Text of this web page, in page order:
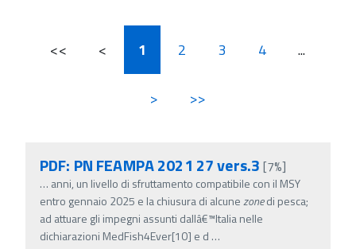
<< < 1 2 3 4 ...
> >>
PDF: PN FEAMPA 2021 27 vers.3 [7%]
… anni, un livello di sfruttamento compatibile con il MSY
entro gennaio 2025 e la chiusura di alcunezonedi pesca;
ad attuare gli impegni assunti dallâ€™Italia nelle
dichiarazioni MedFish4Ever[10] e d …